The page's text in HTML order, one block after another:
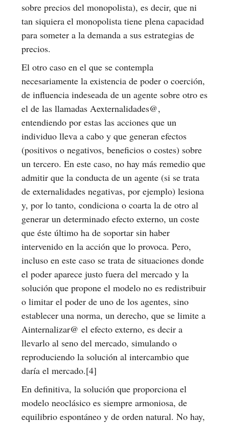
sobre precios del monopolista), es decir, que ni
tan siquiera el monopolista tiene plena capacidad
para someter a la demanda a sus estrategias de
precios.
El otro caso en el que se contempla
necesariamente la existencia de poder o coerción,
de influencia indeseada de un agente sobre otro es
el de las llamadas Aexternalidades@,
entendiendo por estas las acciones que un
individuo lleva a cabo y que generan efectos
(positivos o negativos, beneficios o costes) sobre
un tercero. En este caso, no hay más remedio que
admitir que la conducta de un agente (si se trata
de externalidades negativas, por ejemplo) lesiona
y, por lo tanto, condiciona o coarta la de otro al
generar un determinado efecto externo, un coste
que éste último ha de soportar sin haber
intervenido en la acción que lo provoca. Pero,
incluso en este caso se trata de situaciones donde
el poder aparece justo fuera del mercado y la
solución que propone el modelo no es redistribuir
o limitar el poder de uno de los agentes, sino
establecer una norma, un derecho, que se limite a
Ainternalizar@ el efecto externo, es decir a
llevarlo al seno del mercado, simulando o
reproduciendo la solución al intercambio que
daría el mercado.[4]
En definitiva, la solución que proporciona el
modelo neoclásico es siempre armoniosa, de
equilibrio espontáneo y de orden natural. No hay,